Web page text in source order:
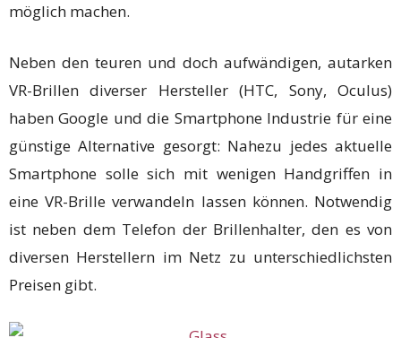
möglich machen.
Neben den teuren und doch aufwändigen, autarken
VR-Brillen diverser Hersteller (HTC, Sony, Oculus)
haben Google und die Smartphone Industrie für eine
günstige Alternative gesorgt: Nahezu jedes aktuelle
Smartphone solle sich mit wenigen Handgriffen in
eine VR-Brille verwandeln lassen können. Notwendig
ist neben dem Telefon der Brillenhalter, den es von
diversen Herstellern im Netz zu unterschiedlichsten
Preisen gibt.